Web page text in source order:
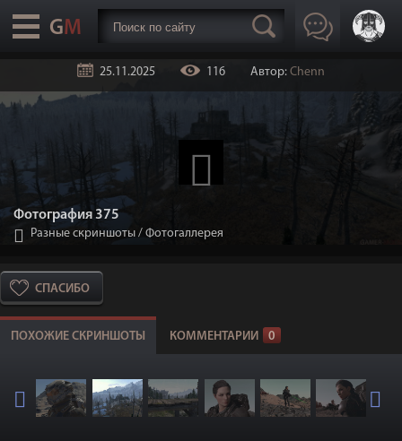
25.11.2025 116 Автор: Chenn
Фотография 375
Разные скриншоты / Фотогаллерея
СПАСИБО
ПОХОЖИЕ СКРИНШОТЫ КОММЕНТАРИИ 0